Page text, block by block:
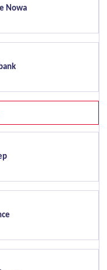
Nowa